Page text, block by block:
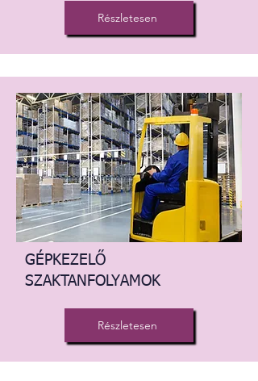
Részletesen
GÉPKEZELŐ
SZAKTANFOLYAMOK
Részletesen